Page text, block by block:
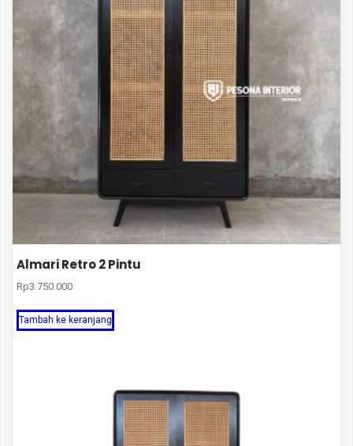
Almari Retro 2 Pintu
Rp3.750.000
Tambah ke keranjang